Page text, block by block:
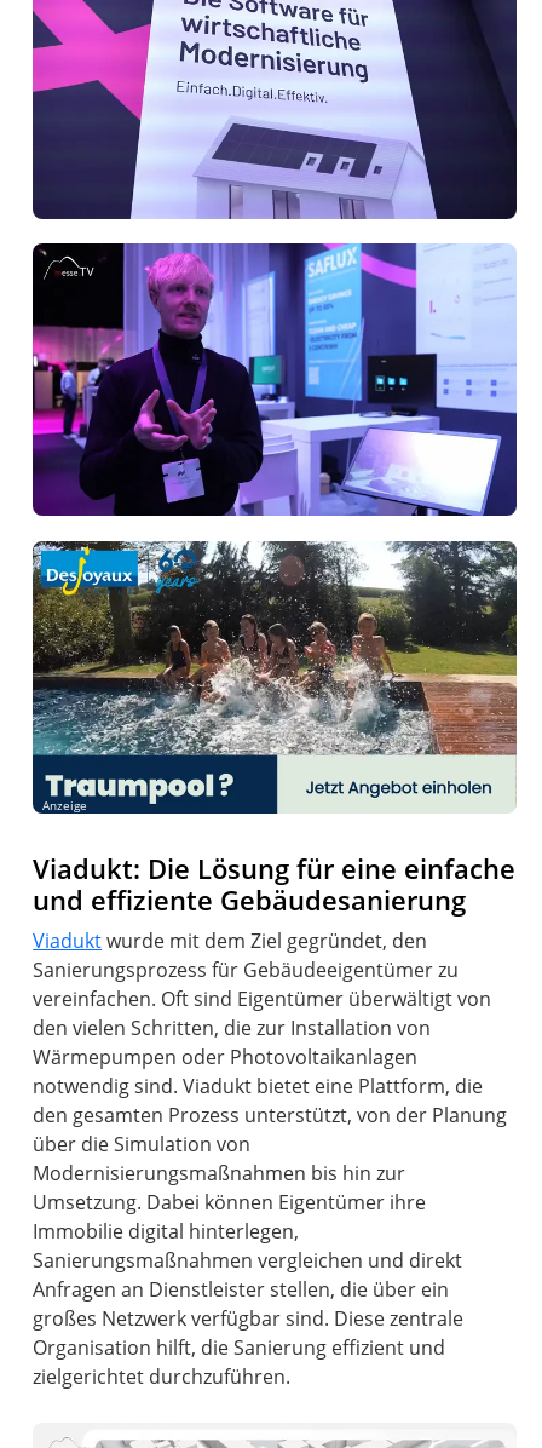
Anzeige
Viadukt: Die Lösung für eine einfache
und effiziente Gebäudesanierung
Viaduktwurde mit dem Ziel gegründet, den
Sanierungsprozess für Gebäudeeigentümer zu
vereinfachen. Oft sind Eigentümer überwältigt von
den vielen Schritten, die zur Installation von
Wärmepumpen oder Photovoltaikanlagen
notwendig sind. Viadukt bietet eine Plattform, die
den gesamten Prozess unterstützt, von der Planung
über die Simulation von
Modernisierungsmaßnahmen bis hin zur
Umsetzung. Dabei können Eigentümer ihre
Immobilie digital hinterlegen,
Sanierungsmaßnahmen vergleichen und direkt
Anfragen an Dienstleister stellen, die über ein
großes Netzwerk verfügbar sind. Diese zentrale
Organisation hilft, die Sanierung effizient und
zielgerichtet durchzuführen.